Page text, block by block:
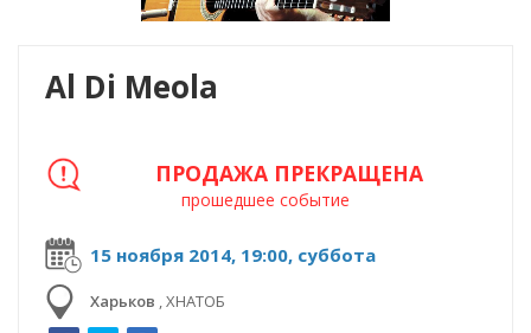
Al Di Meola
15 ноября 2014, 19:00, суббота
Харьков ,ХНАТОБ
ПРОДАЖА ПРЕКРАЩЕНА
прошедшее событие